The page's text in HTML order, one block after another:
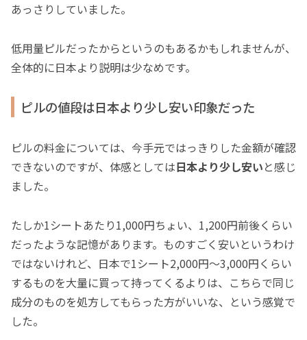
あっさりしていました。
低用量ピルだったからというのもあるかもしれませんが、
全体的に日本より説明は少なめです。
ピルの値段は日本より少し安い印象だった
ピルの料金については、今手元ではっきりした金額が確認
できないのですが、体感としては日本より少し安いと感じ
ました。
たしか1シートあたり1,000円ちょい、1,200円前後くらい
だったような記憶があります。ものすごく安いというわけ
ではないけれど、日本で1シート2,000円〜3,000円くらい
するものを大量に買って持ってくるよりは、こちらで同じ
成分のものを処方してもらった方がいいな、という感覚で
した。